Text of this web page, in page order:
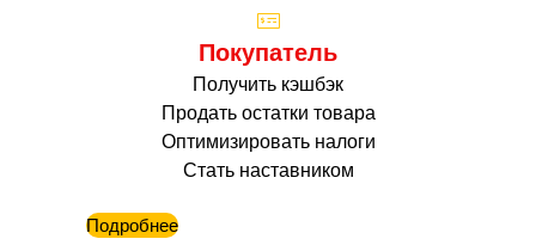
Покупатель
Получить кэшбэк
Продать остатки товара
Оптимизировать налоги
Стать наставником
Подробнее